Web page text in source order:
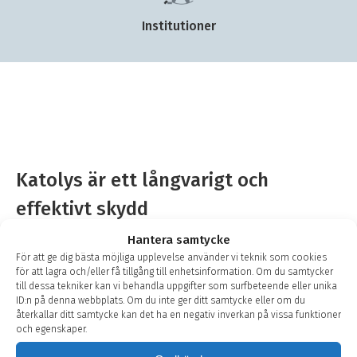
Hantera samtycke
För att ge dig bästa möjliga upplevelse använder vi teknik som cookies
för att lagra och/eller få tillgång till enhetsinformation. Om du samtycker
till dessa tekniker kan vi behandla uppgifter som surfbeteende eller unika
ID:n på denna webbplats. Om du inte ger ditt samtycke eller om du
återkallar ditt samtycke kan det ha en negativ inverkan på vissa funktioner
och egenskaper.
Institutioner
Katolys är ett långvarigt och
effektivt skydd
När aluminium löses upp bildas aluminiumoxid som
cirkulerar runt i varmvatteninstallationen där den
fäster på rörens insida och bildar ett skyddande skikt.
Detta minskar risken för korrosion och förlänger
installationens livslängd.
Bra cirkulation och korrekt underhåll av det katodiska
skyddssystemet säkerställer ett långvarigt och